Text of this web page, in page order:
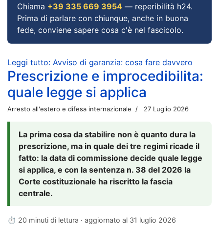
Chiama +39 335 669 3954 — reperibilità h24.
Prima di parlare con chiunque, anche in buona
fede, conviene sapere cosa c'è nel fascicolo.
Leggi tutto: Avviso di garanzia: cosa fare davvero
Prescrizione e improcedibilita:
quale legge si applica
Arresto all'estero e difesa internazionale 27 Luglio 2026
La prima cosa da stabilire non è quanto dura la
prescrizione, ma in quale dei tre regimi ricade il
fatto: la data di commissione decide quale legge
si applica, e con la sentenza n. 38 del 2026 la
Corte costituzionale ha riscritto la fascia
centrale.
⏱ 20 minuti di lettura · aggiornato al 31 luglio 2026